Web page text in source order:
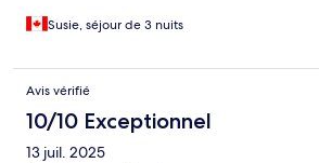
Susie, séjour de 3 nuits
Avis vérifié
10/10 Exceptionnel
13 juil. 2025